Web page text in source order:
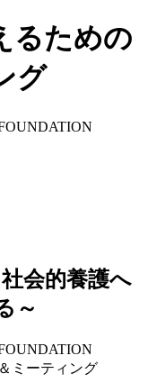
るための
グ
社会的養護へ
～